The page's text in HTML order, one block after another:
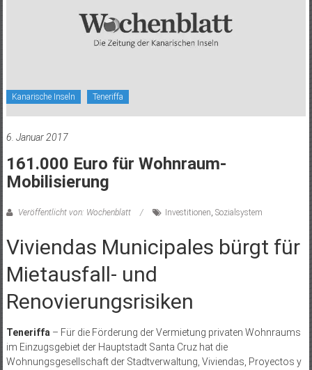
Kanarische Inseln Teneriffa
6. Januar 2017
161.000 Euro für Wohnraum-
Mobilisierung
Veröffentlicht von: Wochenblatt Investitionen, Sozialsystem
Viviendas Municipales bürgt für
Mietausfall- und
Renovierungsrisiken
Teneriffa– Für die Förderung der Vermietung privaten Wohnraums
im Einzugsgebiet der Hauptstadt Santa Cruz hat die
Wohnungsgesellschaft der Stadtverwaltung, Viviendas, Proyectos y